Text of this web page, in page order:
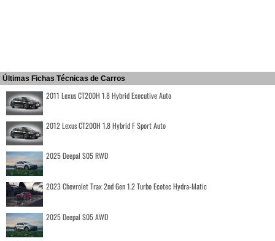
Últimas Fichas Técnicas de Carros
2011 Lexus CT200H 1.8 Hybrid Executive Auto
2012 Lexus CT200H 1.8 Hybrid F Sport Auto
2025 Deepal S05 RWD
2023 Chevrolet Trax 2nd Gen 1.2 Turbo Ecotec Hydra-Matic
2025 Deepal S05 AWD